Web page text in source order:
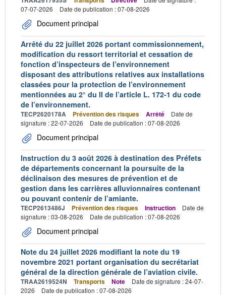
07-07-2026
Date de publication : 07-08-2026
Document principal
Arrêté du 22 juillet 2026 portant commissionnement,
modification du ressort territorial et cessation de
fonction d’inspecteurs de l’environnement
disposant des attributions relatives aux installations
classées pour la protection de l’environnement
mentionnées au 2° du II de l’article L. 172-1 du code
de l’environnement.
TECP2620178A Prévention des risques Arrêté
Date de
signature : 22-07-2026
Date de publication : 07-08-2026
Document principal
Instruction du 3 août 2026 à destination des Préfets
de départements concernant la poursuite de la
déclinaison des mesures de prévention et de
gestion dans les carrières alluvionnaires contenant
ou pouvant contenir de l’amiante.
TECP2613486J Prévention des risques Instruction
Date de
signature : 03-08-2026
Date de publication : 07-08-2026
Document principal
Note du 24 juillet 2026 modifiant la note du 19
novembre 2021 portant organisation du secrétariat
général de la direction générale de l’aviation civile.
TRAA2619524N Transports Note
Date de signature : 24-07-
2026
Date de publication : 07-08-2026